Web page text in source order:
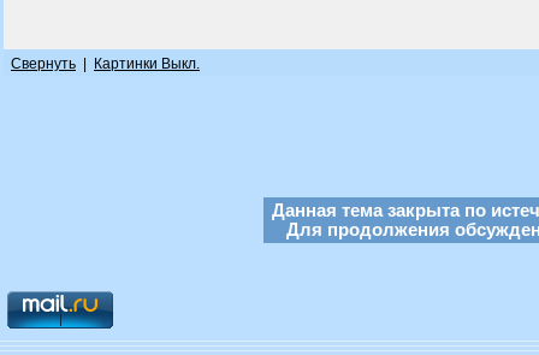
Свернуть Картинки Выкл.
Данная тема закрыта по
Для продолжения